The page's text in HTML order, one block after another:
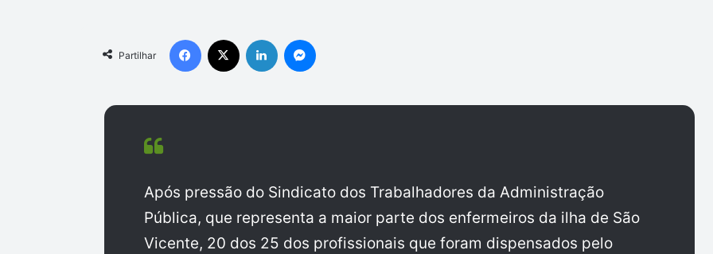
Partilhar
Facebook Linkedin
Após pressão do Sindicato dos Trabalhadores da Administração
Pública, que representa a maior parte dos enfermeiros da ilha de São
Vicente, 20 dos 25 dos profissionais que foram dispensados pelo